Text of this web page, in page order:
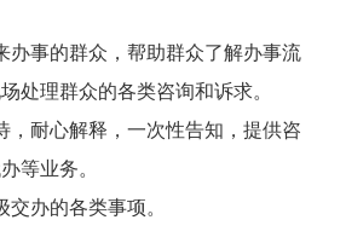
事的群众，帮助群众了解办事流
处理群众的各类咨询和诉求。
耐心解释，一次性告知，提供咨
等业务。
办的各类事项。